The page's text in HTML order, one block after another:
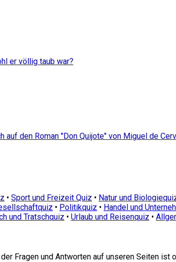
er völlig taub war?
den Roman "Don Quijote" von Miguel de
• Sport und Freizeit Quiz • Natur und
• Politikquiz • Handel und
und Tratschquiz • Urlaub und Reisenquiz •
Fragen und Antworten auf unseren Seiten ist